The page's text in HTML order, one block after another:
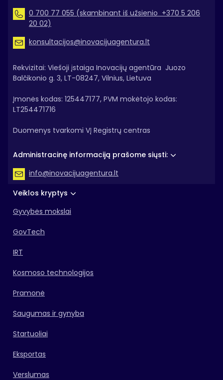
Veiklos kryptys
Gyvybės mokslai
GovTech
IRT
Kosmoso technologijos
Pramonė
Saugumas ir gynyba
Startuoliai
Eksportas
Verslumas
0 700 77 055 (skambinant iš užsienio +370 5 206
20 02)
konsultacijos@inovacijuagentura.lt
Rekvizitai: Viešoji įstaiga Inovacijų agentūra Juozo
Balčikonio g. 3, LT-08247, Vilnius, Lietuva
Įmonės kodas: 125447177, PVM mokėtojo kodas:
LT254471716
Duomenys tvarkomi VĮ Registrų centras
Administracinę informaciją prašome siųsti:
info@inovacijuagentura.lt